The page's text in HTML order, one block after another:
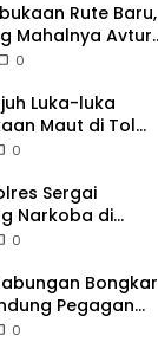
Rute Baru,
Mahalnya Avtur
0
Luka-luka
Maut di Tol
0
Sergai
Narkoba di
Terduga
0
Bongkar
Pegagan
Puluhan
0